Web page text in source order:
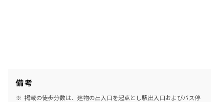
備考
掲載の徒歩分数は、建物の出入口を起点とし駅出入口およびバス停